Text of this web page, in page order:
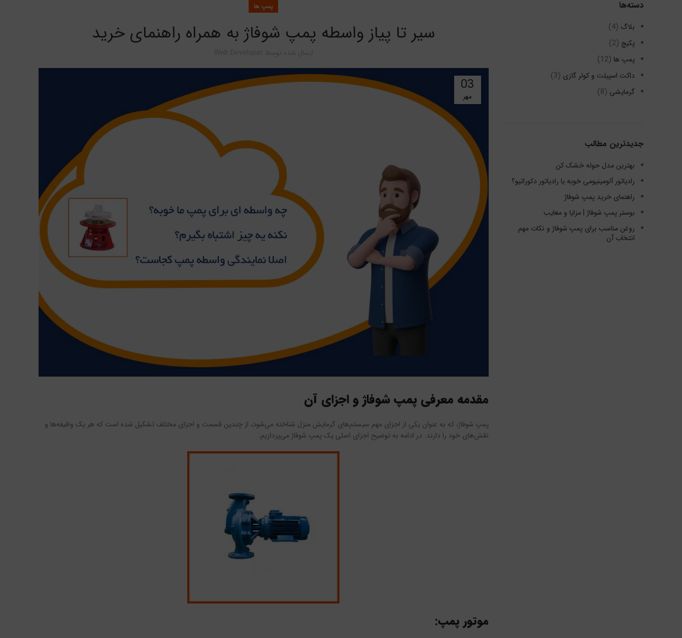
پمپ ها
سیر تا پیاز واسطه پمپ شوفاژ به همراه راهنمای خرید
03
مهر
مقدمه معرفی پمپ شوفاژ و اجزای آن
پمپ شوفاژ، که به عنوان یکی از اجزای مهم سیستم‌های گرمایش منزل شناخته می‌شود، از چندین قسمت و اجزای مختلف تشکیل شده است که هر یک وظیفه‌ها و
نقش‌های خود را دارند. در ادامه به توضیح اجزای اصلی یک پمپ شوفاژ می‌پردازیم:
موتور پمپ:
دسته‌ها
بلاگ (4)
پکیچ (2)
پمپ ها (12)
داکت اسپیلت و کولر گازی (3)
گرمایشی (8)
جدیدترین مطالب
بهترین مدل حوله خشک کن
رادیاتور آلومینیومی خوبه یا رادیاتور دکوراتیو؟
راهنمای خرید پمپ شوفاژ
بوستر پمپ شوفاژ | مزایا و معایب
روغن مناسب برای پمپ شوفاژ و نکات مهم
انتخاب آن